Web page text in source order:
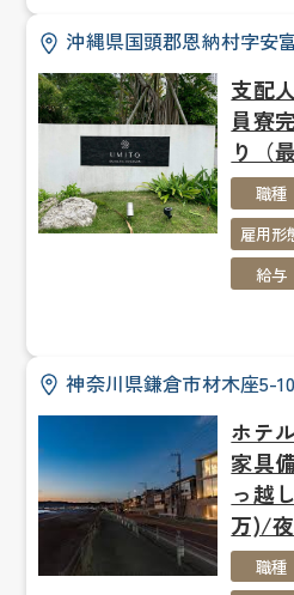
沖縄県国頭郡恩納村字安
支配
員寮
り（
職種
雇用形
給与
神奈川県鎌倉市材木座5-
ホテ
家具
っ越
万)/
職種